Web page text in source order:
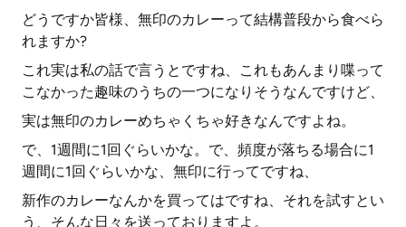
どうですか皆様、無印のカレーって結構普段から食べら
れますか?
これ実は私の話で言うとですね、これもあんまり喋って
こなかった趣味のうちの一つになりそうなんですけど、
実は無印のカレーめちゃくちゃ好きなんですよね。
で、1週間に1回ぐらいかな。で、頻度が落ちる場合に1
週間に1回ぐらいかな、無印に行ってですね、
新作のカレーなんかを買ってはですね、それを試すとい
う、そんな日々を送っておりますよ。